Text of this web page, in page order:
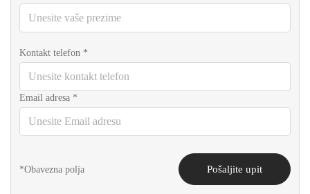
Kontakt telefon *
Email adresa *
Pošaljite upit